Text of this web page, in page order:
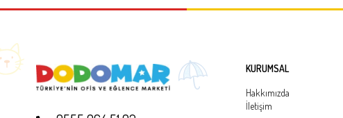
KURUMSAL
Hakkımızda
İletişim